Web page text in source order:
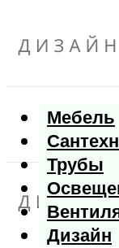
Мебель
Трубы
Дизайн